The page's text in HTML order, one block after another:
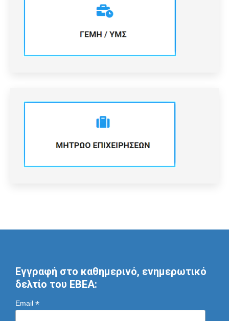
Εγγραφή στο καθημερινό, ενημερωτικό
δελτίο του ΕΒΕΑ:
Email *